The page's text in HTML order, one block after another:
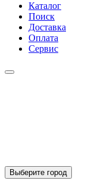
Каталог
Поиск
Доставка
Оплата
Сервис
Выберите город